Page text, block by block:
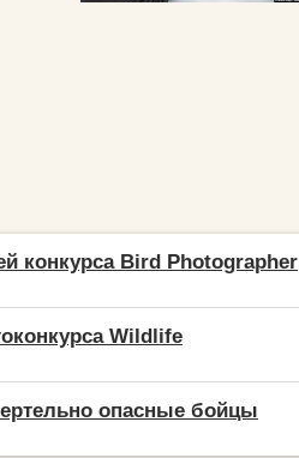
конкурса Bird Photographer
Wildlife
опасные бойцы